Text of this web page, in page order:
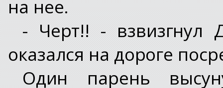
на нее.
- Черт!! - взвизгнул
оказался на дороге
Один парень